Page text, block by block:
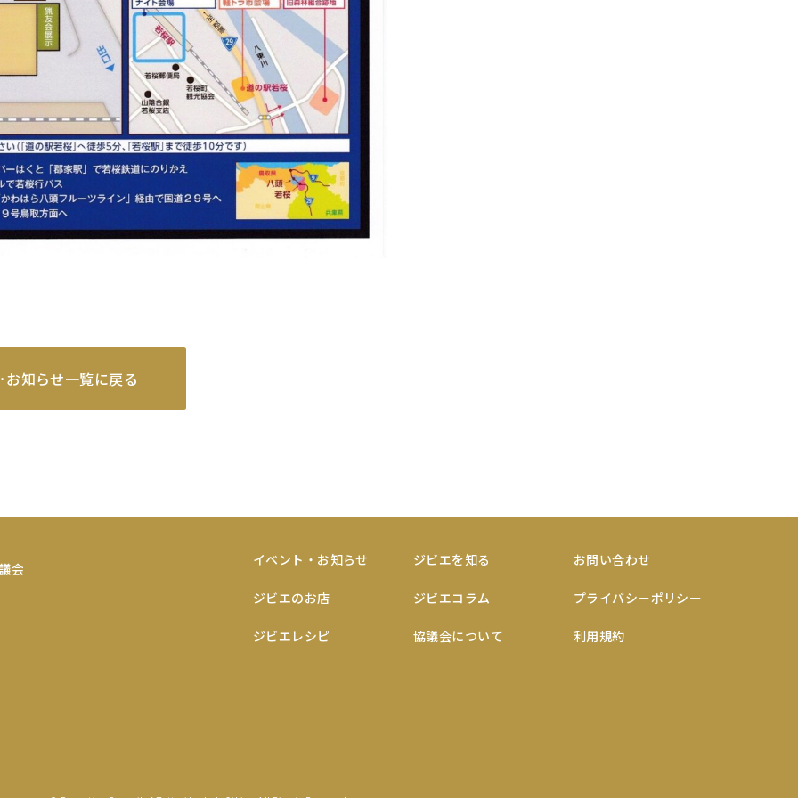
お知らせ一覧に戻る
イベント・お知らせ ジビエを知る お問い合わせ
ジビエのお店 ジビエコラム プライバシーポリシー
ジビエレシピ 協議会について 利用規約